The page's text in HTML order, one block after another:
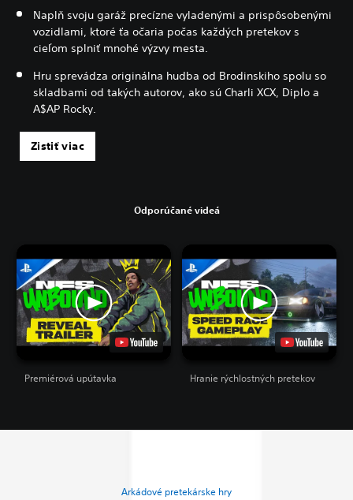
Naplň svoju garáž precízne vyladenými a prispôsobenými
vozidlami, ktoré ťa očaria počas každých pretekov s
cieľom splniť mnohé výzvy mesta.
Hru sprevádza originálna hudba od Brodinskiho spolu so
skladbami od takých autorov, ako sú Charli XCX, Diplo a
A$AP Rocky.
Zistiť viac
Odporúčané videá
Premiérová upútavka Hranie rýchlostných pretekov
Arkádové pretekárske hry